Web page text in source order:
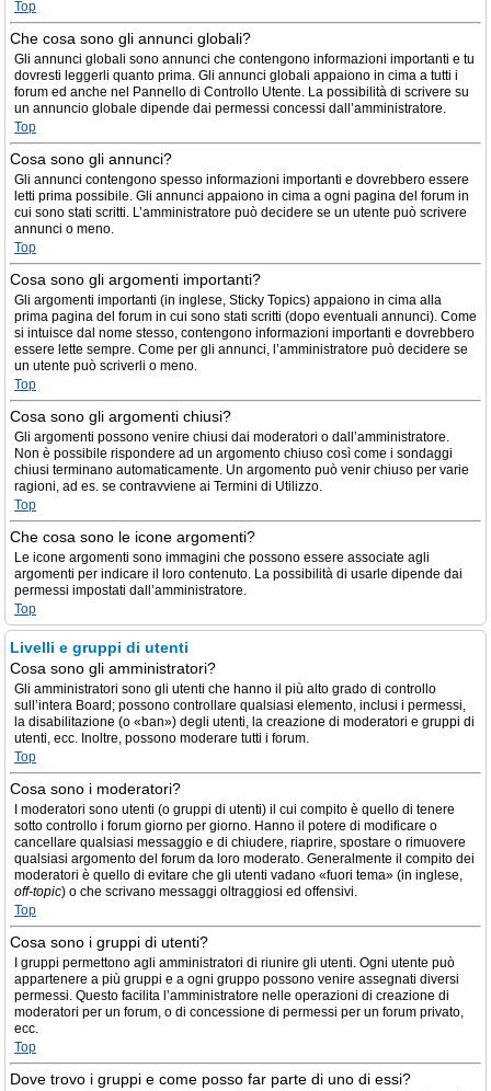
Top
Che cosa sono gli annunci globali?
Gli annunci globali sono annunci che contengono informazioni importanti e tu
dovresti leggerli quanto prima. Gli annunci globali appaiono in cima a tutti i
forum ed anche nel Pannello di Controllo Utente. La possibilità di scrivere su
un annuncio globale dipende dai permessi concessi dall’amministratore.
Top
Cosa sono gli annunci?
Gli annunci contengono spesso informazioni importanti e dovrebbero essere
letti prima possibile. Gli annunci appaiono in cima a ogni pagina del forum in
cui sono stati scritti. L’amministratore può decidere se un utente può scrivere
annunci o meno.
Top
Cosa sono gli argomenti importanti?
Gli argomenti importanti (in inglese, Sticky Topics) appaiono in cima alla
prima pagina del forum in cui sono stati scritti (dopo eventuali annunci). Come
si intuisce dal nome stesso, contengono informazioni importanti e dovrebbero
essere lette sempre. Come per gli annunci, l’amministratore può decidere se
un utente può scriverli o meno.
Top
Cosa sono gli argomenti chiusi?
Gli argomenti possono venire chiusi dai moderatori o dall’amministratore.
Non è possibile rispondere ad un argomento chiuso così come i sondaggi
chiusi terminano automaticamente. Un argomento può venir chiuso per varie
ragioni, ad es. se contravviene ai Termini di Utilizzo.
Top
Che cosa sono le icone argomenti?
Le icone argomenti sono immagini che possono essere associate agli
argomenti per indicare il loro contenuto. La possibilità di usarle dipende dai
permessi impostati dall’amministratore.
Top
Livelli e gruppi di utenti
Cosa sono gli amministratori?
Gli amministratori sono gli utenti che hanno il più alto grado di controllo
sull’intera Board; possono controllare qualsiasi elemento, inclusi i permessi,
la disabilitazione (o «ban») degli utenti, la creazione di moderatori e gruppi di
utenti, ecc. Inoltre, possono moderare tutti i forum.
Top
Cosa sono i moderatori?
I moderatori sono utenti (o gruppi di utenti) il cui compito è quello di tenere
sotto controllo i forum giorno per giorno. Hanno il potere di modificare o
cancellare qualsiasi messaggio e di chiudere, riaprire, spostare o rimuovere
qualsiasi argomento del forum da loro moderato. Generalmente il compito dei
moderatori è quello di evitare che gli utenti vadano «fuori tema» (in inglese,
off-topic) o che scrivano messaggi oltraggiosi ed offensivi.
Top
Cosa sono i gruppi di utenti?
I gruppi permettono agli amministratori di riunire gli utenti. Ogni utente può
appartenere a più gruppi e a ogni gruppo possono venire assegnati diversi
permessi. Questo facilita l’amministratore nelle operazioni di creazione di
moderatori per un forum, o di concessione di permessi per un forum privato,
ecc.
Top
Dove trovo i gruppi e come posso far parte di uno di essi?